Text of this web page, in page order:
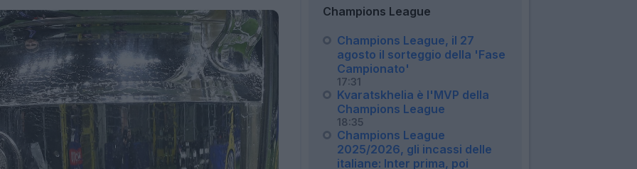
Champions League
Champions League, il 27
agosto il sorteggio della 'Fase
Campionato'
17:31
Kvaratskhelia è l'MVP della
Champions League
18:35
Champions League
2025/2026, gli incassi delle
italiane: Inter prima, poi